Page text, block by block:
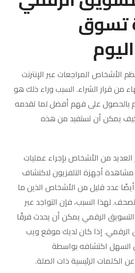
تسوق
الأشخاص المراجعات عبر الإنترنت
من قرار الشراء. السبب وراء ذلك هو
بالحصول على فهم أفضل لما تقدمه
يمكن أن تستفيد من هذه
من الأشخاص بإجراء عمليات
مشاهدة أجهزة التلفزيون لاكتشاف
أيضًا عدد قليل من الأشخاص الذين ما
لهذا السبب، فإن التواجد عبر
التسويق الرقمي يمكن أن يحدث فرقًا
الرقمي. إذا كان لديك موقع ويب
السهل اكتشافه بواسطة
الكلمات الرئيسية ذات الصلة.